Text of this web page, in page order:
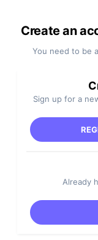
Create an
You need to be
Sign up for a
Already